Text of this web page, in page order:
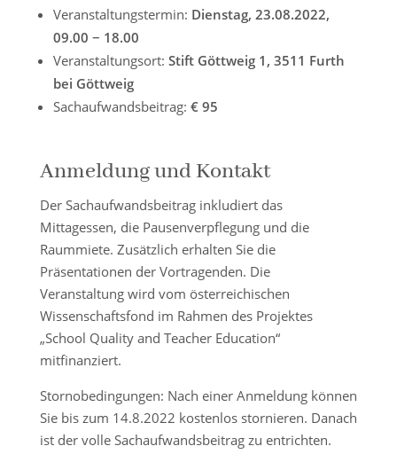
Veranstaltungstermin: Dienstag, 23.08.2022,
09.00 − 18.00
Veranstaltungsort: Stift Göttweig 1, 3511 Furth
bei Göttweig
Sachaufwandsbeitrag: € 95
Anmeldung und Kontakt
Der Sachaufwandsbeitrag inkludiert das
Mittagessen, die Pausenverpflegung und die
Raummiete. Zusätzlich erhalten Sie die
Präsentationen der Vortragenden. Die
Veranstaltung wird vom österreichischen
Wissenschaftsfond im Rahmen des Projektes
„School Quality and Teacher Education“
mitfinanziert.
Stornobedingungen: Nach einer Anmeldung können
Sie bis zum 14.8.2022 kostenlos stornieren. Danach
ist der volle Sachaufwandsbeitrag zu entrichten.